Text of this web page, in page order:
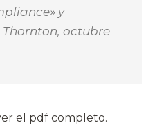
y
Thornton, octubre
el pdf completo.